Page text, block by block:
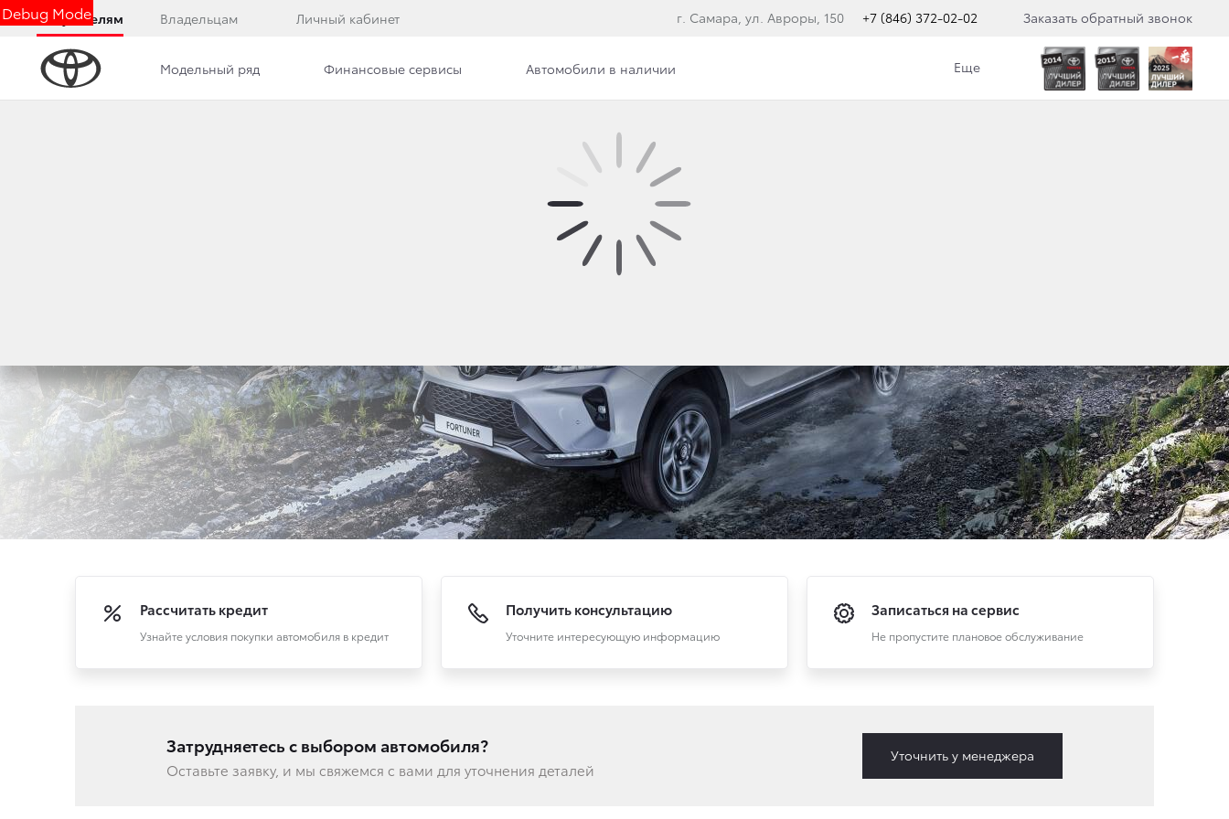
Debug Mode
Покупателям Владельцам Личный кабинет г. Самара, ул. Авроры, 150 +7 (846) 372-02-02 Заказать обратный звонок
Модельный ряд Финансовые сервисы Автомобили в наличии Еще
Рассчитать кредит
Узнайте условия покупки автомобиля в кредит
Получить консультацию
Уточните интересующую информацию
Записаться на сервис
Не пропустите плановое обслуживание
Затрудняетесь с выбором автомобиля?
Оставьте заявку, и мы свяжемся с вами для уточнения деталей
Уточнить у менеджера